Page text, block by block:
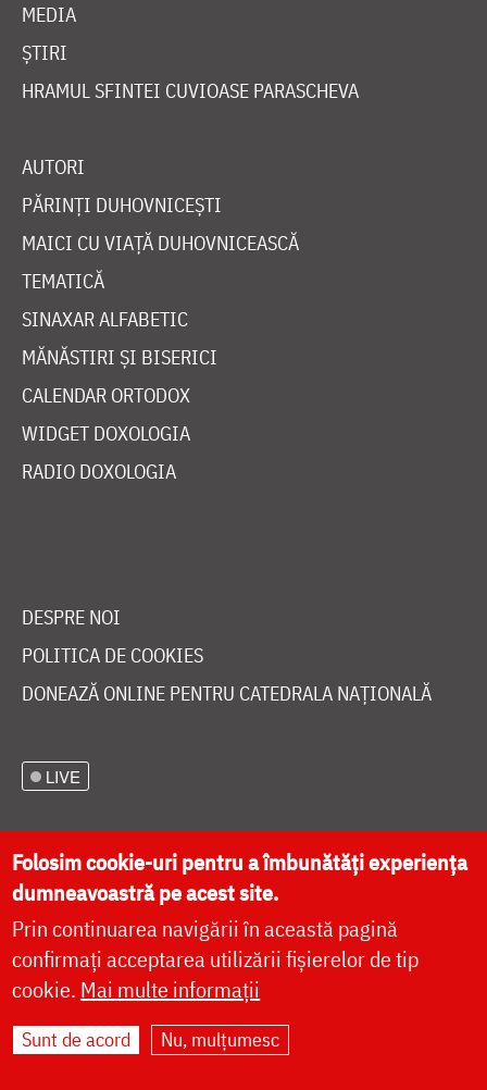
MEDIA
ȘTIRI
HRAMUL SFINTEI CUVIOASE PARASCHEVA
AUTORI
PĂRINȚI DUHOVNICEȘTI
MAICI CU VIAȚĂ DUHOVNICEASCĂ
TEMATICĂ
SINAXAR ALFABETIC
MĂNĂSTIRI ȘI BISERICI
CALENDAR ORTODOX
WIDGET DOXOLOGIA
RADIO DOXOLOGIA
DESPRE NOI
POLITICA DE COOKIES
DONEAZĂ ONLINE PENTRU CATEDRALA NAȚIONALĂ
LIVE
Site dezvoltat deDOXOLOGIA MEDIA
Arhiepiscopia Iașilor | ©
Folosim cookie-uri pentru a îmbunătăți experiența
dumneavoastră pe acest site.
Prin continuarea navigării în această pagină
confirmați acceptarea utilizării fișierelor de tip
cookie. Mai multe informații
Sunt de acord Nu, mulțumesc